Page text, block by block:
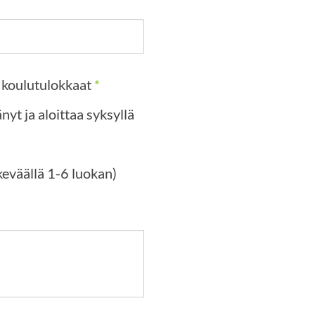
*
ja aloittaa syksyllä
Lapseni on kouluikäinen (päättää keväällä 1-6 luokan)